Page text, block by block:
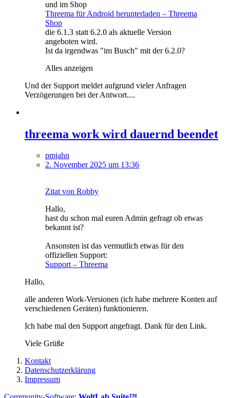
und im Shop
Threema für Android herunterladen – Threema
Shop
die 6.1.3 statt 6.2.0 als aktuelle Version
angeboten wird.
Ist da irgendwas "im Busch" mit der 6.2.0?
Alles anzeigen
Und der Support meldet aufgrund vieler Anfragen
Verzögerungen bei der Antwort....
threema work wird dauernd beendet
pmjahn
2. November 2025 um 13:36
Zitat von Robby
Hallo,
hast du schon mal euren Admin gefragt ob etwas
bekannt ist?
Ansonsten ist das vermutlich etwas für den
offiziellen Support:
Support – Threema
Hallo,
alle anderen Work-Versionen (ich habe mehrere Konten auf
verschiedenen Geräten) funktionieren.
Ich habe mal den Support angefragt. Dank für den Link.
Viele Grüße
Kontakt
Datenschutzerklärung
Impressum